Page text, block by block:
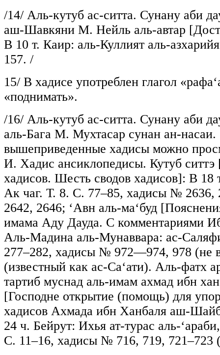
/14/ Аль-кутуб ас-ситта. Сунану аби
аш-Шавкяни М. Нейль аль-автар
В 10 т. Каир: аль-Куллият аль-
157. /
15/ В хадисе употреблен глагол
«поднимать».
/16/ Аль-кутуб ас-ситта. Сунану аби
аль-Бага М. Мухтасар сунан ан-
вышеприведенные хадисы можно
И. Хадис ансиклопедисы. Кутуб
хадисов. Шесть сводов хадисов]: В 18
Ак чаг. Т. 8. С. 77–85, хадисы № 2636,
2642, 2646; ‘Авн аль-ма‘буд
имама Аду Дауда. С комментариями
Аль-Мадина аль-Мунаввара: ас-
277–282, хадисы № 972—974, 978 (не
(известный как ас-Са‘ати). Аль-фатх
тартиб муснад аль-имам ахмад ибн
[Господне открытие (помощь) для
хадисов Ахмада ибн Ханбаля аш-
24 ч. Бейрут: Ихья ат-турас аль-
С. 11–16, хадисы № 716, 719, 721–723